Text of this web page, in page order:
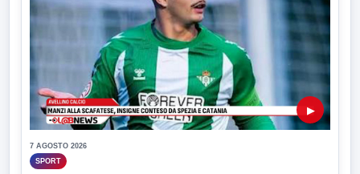
▶
7 AGOSTO 2026
SPORT